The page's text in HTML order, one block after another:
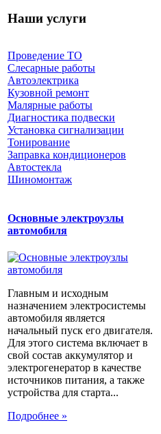
Наши услуги
Проведение ТО
Слесарные работы
Автоэлектрика
Кузовной ремонт
Малярные работы
Диагностика подвески
Установка сигнализации
Тонирование
Заправка кондиционеров
Автостекла
Шиномонтаж
Основные электроузлы
автомобиля
Главным и исходным
назначением электросистемы
автомобиля является
начальный пуск его двигателя.
Для этого система включает в
свой состав аккумулятор и
электрогенератор в качестве
источников питания, а также
устройства для старта...
Подробнее »